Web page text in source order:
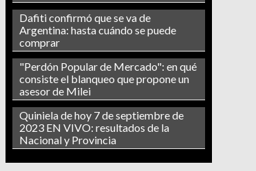
Dafiti confirmó que se va de
Argentina: hasta cuándo se puede
comprar
"Perdón Popular de Mercado": en qué
consiste el blanqueo que propone un
asesor de Milei
Quiniela de hoy 7 de septiembre de
2023 EN VIVO: resultados de la
Nacional y Provincia